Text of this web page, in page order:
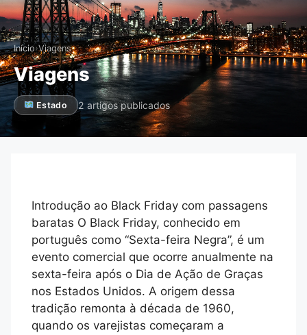
Início›Viagens
Viagens
Estado 2 artigos publicados
Introdução ao Black Friday com passagens
baratas O Black Friday, conhecido em
português como “Sexta-feira Negra”, é um
evento comercial que ocorre anualmente na
sexta-feira após o Dia de Ação de Graças
nos Estados Unidos. A origem dessa
tradição remonta à década de 1960,
quando os varejistas começaram a